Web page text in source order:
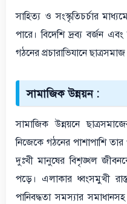
সাহিত্য ও সংস্কৃতিচর্চার
পারে। বিদেশি দ্রব্য বর্জন
গঠনের প্রচারাভিযানে
সামাজিক উন্নয়ন :
সামাজিক উন্নয়নে
নিজেকে গঠনের পাশাপাশি
দুঃখী মানুষের বিশৃঙ্খল
পড়ে। এলাকার ধ্বংসমুখী
পানিবদ্ধতা সমস্যার